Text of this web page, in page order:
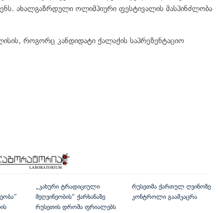
ახალგაზრდული ოლიმპიური ფესტივალის მასპინძლობა
როგორც კანდიდატი ქალაქის საპრეზენტაციო
„კახური ტრადიციული
მეღვინეობის“ ქარხანაზე
რუსეთის დროშა ფრიალებს
რუსეთმა ქართულ ღვინოზე
კონტროლი გაამკაცრა